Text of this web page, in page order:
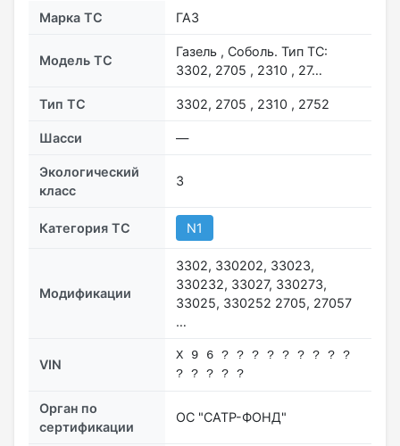
Марка ТС ГАЗ
Модель ТС
Газель , Соболь. Тип ТС:
3302, 2705 , 2310 , 27…
Тип ТС 3302, 2705 , 2310 , 2752
Шасси —
Экологический
класс
3
Категория ТС N1
Модификации
3302, 330202, 33023,
330232, 33027, 330273,
33025, 330252 2705, 27057
…
VIN
X 9 6 ? ? ? ? ? ? ? ? ?
? ? ? ? ?
Орган по
сертификации
ОС "САТР-ФОНД"